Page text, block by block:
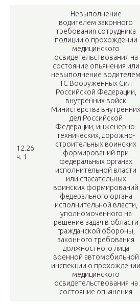
12.26
ч. 1
Невыполнение
водителем законного
требования сотрудника
полиции о прохождении
медицинского
освидетельствования на
состояние опьянения или
невыполнение водителем
ТС Вооруженных Сил
Российской Федерации,
внутренних войск
Министерства внутренних
дел Российской
Федерации, инженерно-
технических, дорожно-
строительных воинских
формирований при
федеральных органах
исполнительной власти
или спасательных
воинских формирований
федерального органа
исполнительной власти,
уполномоченного на
решение задач в области
гражданской обороны,
законного требования
должностного лица
военной автомобильной
инспекции о прохождении
медицинского
освидетельствования на
состояние опьянения